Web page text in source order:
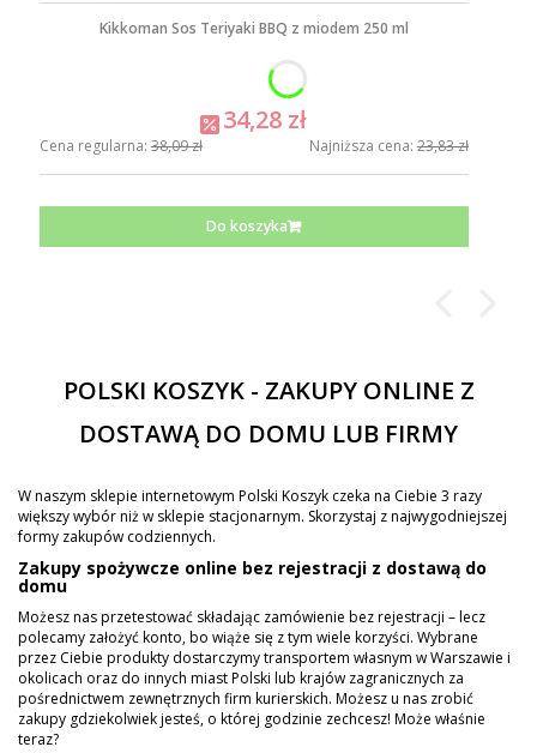
Kikkoman Sos Teriyaki BBQ z miodem 250 ml
34,28 zł
Cena regularna: 38,09 zł Najniższa cena: 23,83 zł
Do koszyka
POLSKI KOSZYK - ZAKUPY ONLINE Z
DOSTAWĄ DO DOMU LUB FIRMY
W naszym sklepie internetowym Polski Koszyk czeka na Ciebie 3 razy
większy wybór niż w sklepie stacjonarnym. Skorzystaj z najwygodniejszej
formy zakupów codziennych.
Zakupy spożywcze online bez rejestracji z dostawą do
domu
Możesz nas przetestować składając zamówienie bez rejestracji – lecz
polecamy założyć konto, bo wiąże się z tym wiele korzyści. Wybrane
przez Ciebie produkty dostarczymy transportem własnym w Warszawie i
okolicach oraz do innych miast Polski lub krajów zagranicznych za
pośrednictwem zewnętrznych firm kurierskich. Możesz u nas zrobić
zakupy gdziekolwiek jesteś, o której godzinie zechcesz! Może właśnie
teraz?